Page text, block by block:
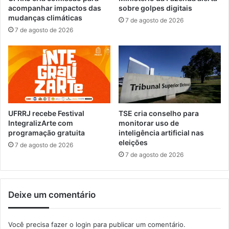
t
u
a
n
S
e
a
d
o
P
o
e
e
j
u
s
t
c
o
n
f
o
v
acompanhar impactos das
mudanças climáticas
7 de agosto de 2026
sobre golpes digitais
7 de agosto de 2026
UFRRJ recebe Festival
IntegralizArte com
programação gratuita
7 de agosto de 2026
TSE cria conselho para
monitorar uso de
inteligência artificial nas
eleições
7 de agosto de 2026
Deixe um comentário
Você precisa fazer o login para publicar um comentário.